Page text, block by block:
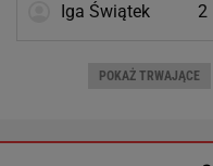
Iga Świątek
2
POKAŻ TRWAJĄCE